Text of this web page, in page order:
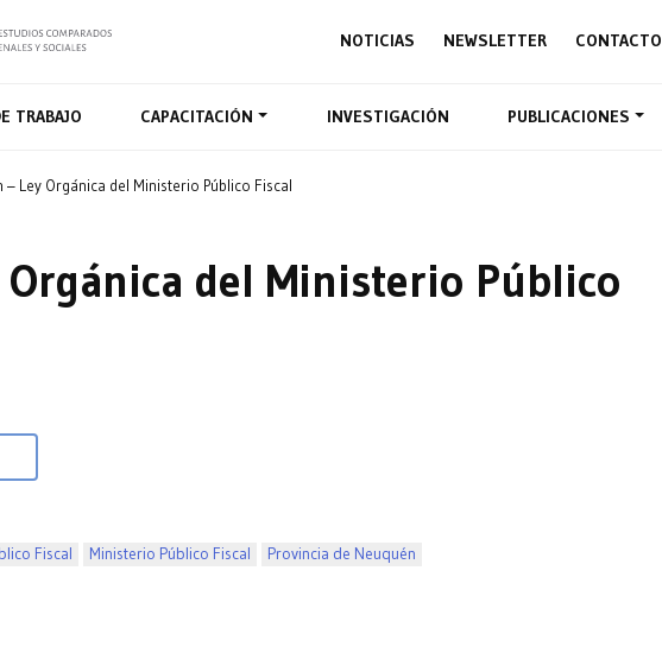
NOTICIAS NEWSLETTER CONTACTO
TRABAJO CAPACITACIÓN INVESTIGACIÓN PUBLICACIONES
– Ley Orgánica del Ministerio Público Fiscal
Orgánica del Ministerio Público
Fiscal Ministerio Público Fiscal Provincia de Neuquén